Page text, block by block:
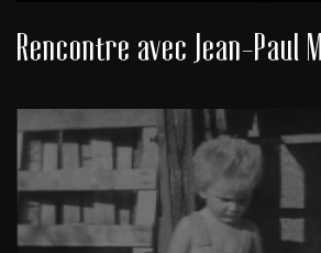
Rencontre avec Jean-Paul